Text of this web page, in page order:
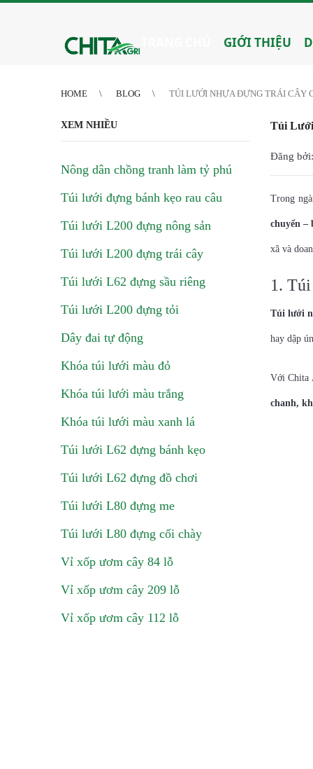
GIỚI THIỆU
HOME BLOG TÚI LƯỚI NHỰA ĐỰNG TRÁI CÂY
Túi Lưới
Đăng
Trong
chuyển –
xã và
1.
Túi lưới
hay dập
Với Chita
chanh,
XEM NHIỀU
Nông dân chồng tranh làm tỷ phú
Túi lưới đựng bánh kẹo rau câu
Túi lưới L200 đựng nông sản
Túi lưới L200 đựng trái cây
Túi lưới L62 đựng sầu riêng
Túi lưới L200 đựng tỏi
Dây đai tự động
Khóa túi lưới màu đỏ
Khóa túi lưới màu trắng
Khóa túi lưới màu xanh lá
Túi lưới L62 đựng bánh kẹo
Túi lưới L62 đựng đồ chơi
Túi lưới L80 đựng me
Túi lưới L80 đựng cối chày
Vỉ xốp ươm cây 84 lỗ
Vỉ xốp ươm cây 209 lỗ
Vỉ xốp ươm cây 112 lỗ